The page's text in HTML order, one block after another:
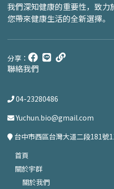
我們深知健康的重要性，致
您帶來健康生活的全新選擇。
分享：
聯絡我們
04-23280486
Yuchun.bio@gmail.com
台中市西區台灣大道二段181號
首頁
關於宇群
關於我們